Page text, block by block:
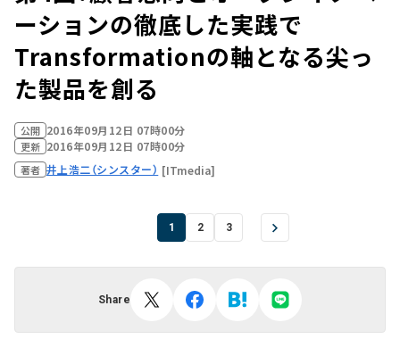
ーションの徹底した実践で
Transformationの軸となる尖っ
た製品を創る
公開 2016年09月12日 07時00分
更新 2016年09月12日 07時00分
著者 井上浩二（シンスター） [ITmedia]
1 2 3
Share